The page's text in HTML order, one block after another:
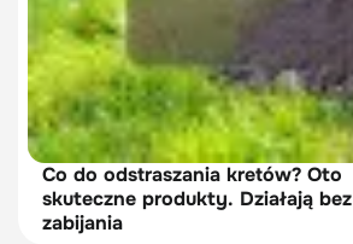
Co do odstraszania kretów? Oto
skuteczne produkty. Działają bez
zabijania